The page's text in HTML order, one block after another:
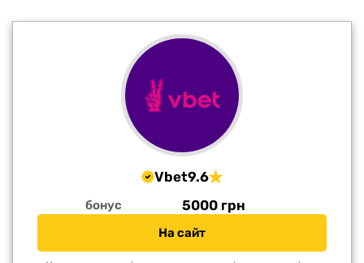
Vbet9.6
бонус 5000 грн
На сайт